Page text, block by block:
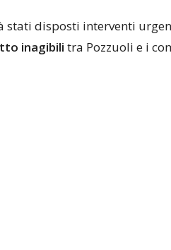
stati disposti interventi
inagibili tra Pozzuoli e i